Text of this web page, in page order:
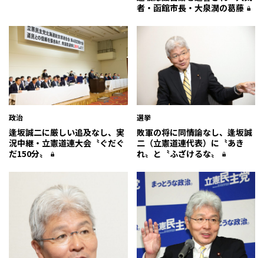
者・函館市長・大泉潤の葛藤
政治
逢坂誠二に厳しい追及なし、実
況中継・立憲道連大会〝ぐだぐ
だ150分〟
選挙
敗軍の将に同情論なし、逢坂誠
二（立憲道連代表）に〝あき
れ〟と〝ふざけるな〟